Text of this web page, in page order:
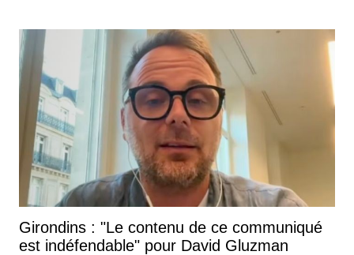
Girondins : "Le contenu de ce communiqué
est indéfendable" pour David Gluzman